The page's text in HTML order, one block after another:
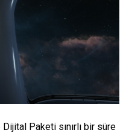
Paketi sınırlı bir süre